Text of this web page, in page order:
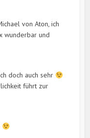
von Aton, ich
wunderbar und
doch auch sehr
führt zur